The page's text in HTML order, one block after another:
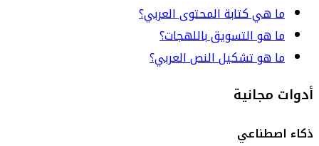
ما هي كتابة المحتوى العربي؟
ما هو التسويق باللهجات؟
ما هو تشكيل النص العربي؟
أدوات مجانية
ذكاء اصطناعي